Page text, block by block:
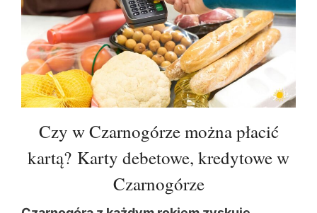
Czy w Czarnogórze można płacić
kartą? Karty debetowe, kredytowe w
Czarnogórze